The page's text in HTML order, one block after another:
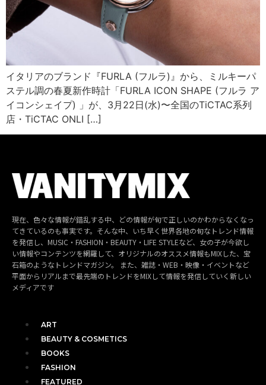
イタリアのブランド『FURLA (フルラ)』から、ミルキーパ
ステル調の春夏新作時計「FURLA ICON SHAPE (フルラ ア
イコンシェイプ) 」が、3月22日(水)〜全国のTiCTAC系列
店・TiCTAC ONLI […]
現在、色々な情報が錯乱する中、どの情報が旬で正しいのかわからなくなっ
てきているのも事実です。そんな中、いち早く世界各地の旬なトレンド情報
を発信し、MUSIC・FASHION・BEAUTY・LIFE STYLEなど、女の子が今欲し
い情報やコンテンツを網羅して、オリジナルのオススメ情報もMIXした、宝
石箱のようなトレンドマガジン。 また、雑誌・WEB・映像・イベントなど
平面からリアルまで最先端のトレンドをMIXして情報を発信していく新しい
メディアです
ART
BEAUTY & COSMETICS
BOOKS
FASHION
FEATURED